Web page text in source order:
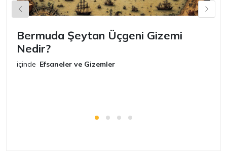
Bermuda Şeytan Üçgeni Gizemi
Nedir?
içinde Efsaneler ve Gizemler